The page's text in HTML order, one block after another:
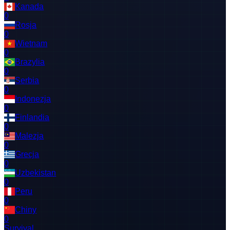
Kanada
0
Rosja
0
Wietnam
0
Brazylia
0
Serbia
0
Indonezja
0
Finlandia
0
Malezja
0
Grecja
0
Uzbekistan
0
Peru
0
Chiny
0
Survival